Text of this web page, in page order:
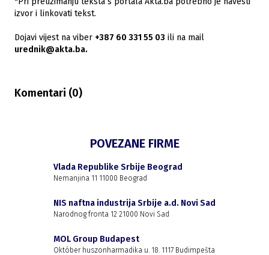
izvor i linkovati tekst.
Dojavi vijest na viber +387 60 331 55 03 ili na mail
urednik@akta.ba.
Komentari (0)
POVEZANE FIRME
Vlada Republike Srbije Beograd
Nemanjina 11 11000 Beograd
NIS naftna industrija Srbije a.d. Novi Sad
Narodnog fronta 12 21000 Novi Sad
MOL Group Budapest
Október huszonharmadika u. 18. 1117 Budimpešta